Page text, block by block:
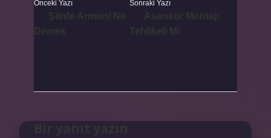
Önceki Yazı Sonraki Yazı